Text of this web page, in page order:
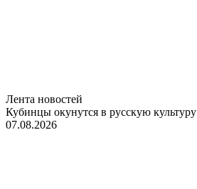
Лента новостей
Кубинцы окунутся в русскую культуру
07.08.2026